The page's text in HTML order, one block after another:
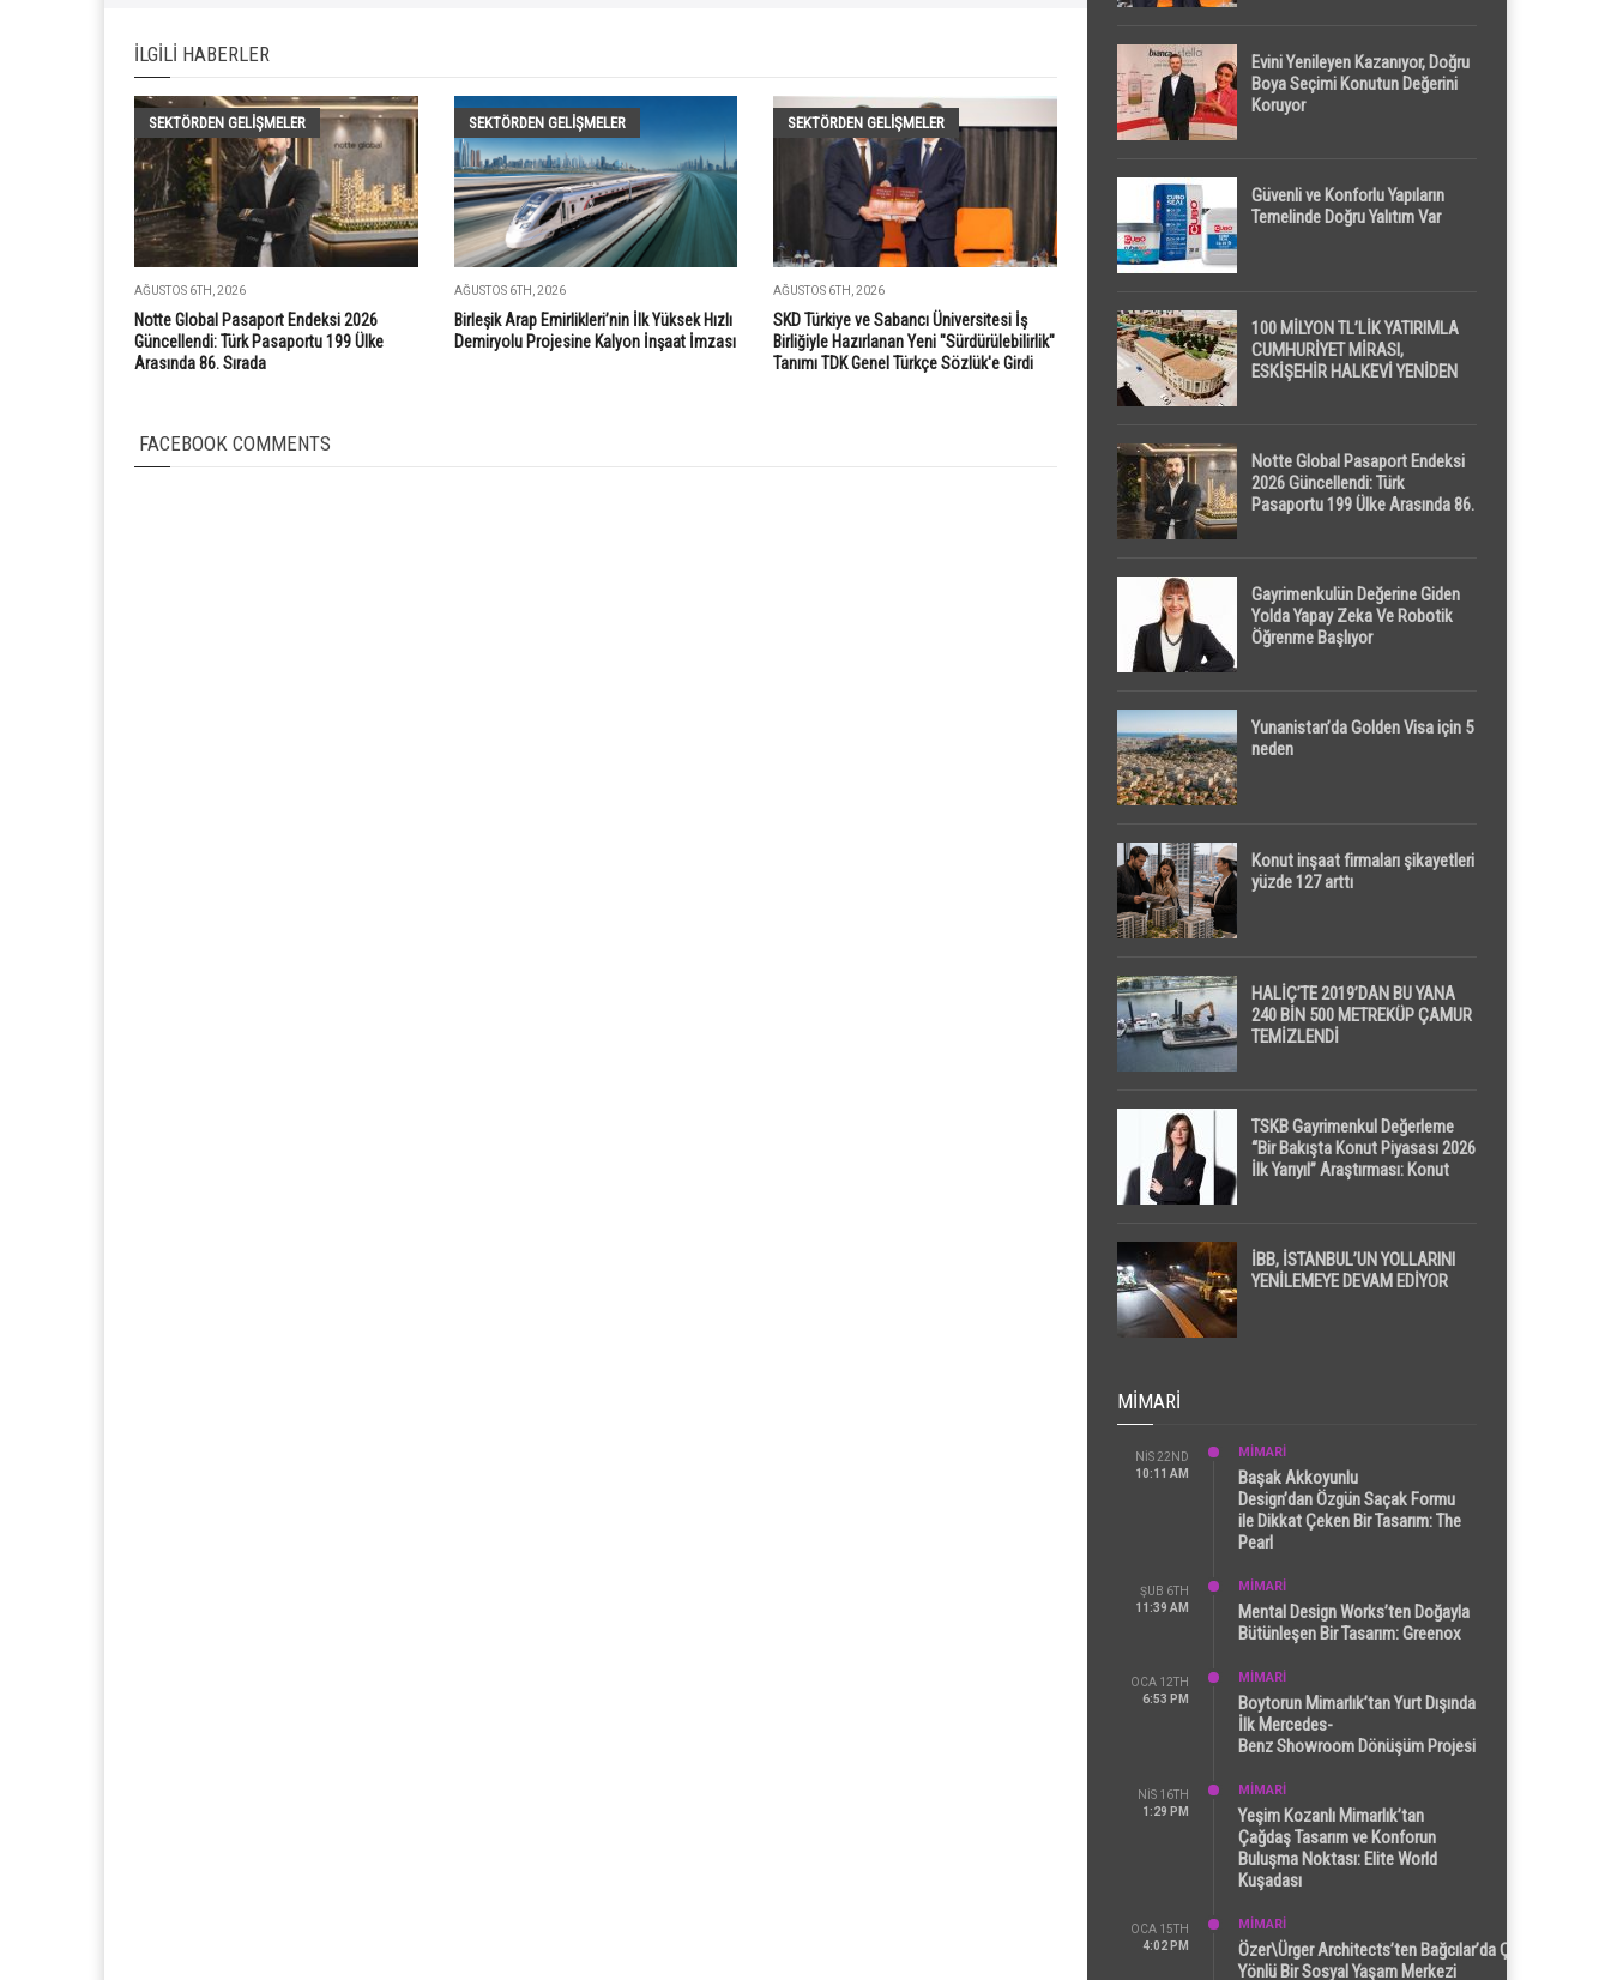
İLGILI HABERLER
SEKTÖRDEN GELIŞMELER
AĞUSTOS 6TH, 2026
Notte Global Pasaport Endeksi 2026
Güncellendi: Türk Pasaportu 199 Ülke
Arasında 86. Sırada
SEKTÖRDEN GELIŞMELER
AĞUSTOS 6TH, 2026
Birleşik Arap Emirlikleri’nin İlk Yüksek Hızlı
Demiryolu Projesine Kalyon İnşaat İmzası
SEKTÖRDEN GELIŞMELER
AĞUSTOS 6TH, 2026
SKD Türkiye ve Sabancı Üniversitesi İş
Birliğiyle Hazırlanan Yeni "Sürdürülebilirlik"
Tanımı TDK Genel Türkçe Sözlük'e Girdi
FACEBOOK COMMENTS
Evini Yenileyen Kazanıyor, Doğru
Boya Seçimi Konutun Değerini
Koruyor
Güvenli ve Konforlu Yapıların
Temelinde Doğru Yalıtım Var
100 MİLYON TL’LİK YATIRIMLA
CUMHURİYET MİRASI,
ESKİŞEHİR HALKEVİ YENİDEN
Notte Global Pasaport Endeksi
2026 Güncellendi: Türk
Pasaportu 199 Ülke Arasında 86.
Gayrimenkulün Değerine Giden
Yolda Yapay Zeka Ve Robotik
Öğrenme Başlıyor
Yunanistan’da Golden Visa için 5
neden
Konut inşaat firmaları şikayetleri
yüzde 127 arttı
HALİÇ’TE 2019’DAN BU YANA
240 BİN 500 METREKÜP ÇAMUR
TEMİZLENDİ
TSKB Gayrimenkul Değerleme
“Bir Bakışta Konut Piyasası 2026
İlk Yarıyıl” Araştırması: Konut
Dikkat Çekti
İBB, İSTANBUL’UN YOLLARINI
YENİLEMEYE DEVAM EDİYOR
MIMARI
NIS 22ND
10:11 AM
MİMARİ
Başak Akkoyunlu
Design’dan Özgün Saçak Formu
ile Dikkat Çeken Bir Tasarım: The
Pearl
ŞUB 6TH
11:39 AM
MİMARİ
Mental Design Works’ten Doğayla
Bütünleşen Bir Tasarım: Greenox
OCA 12TH
6:53 PM
MİMARİ
Boytorun Mimarlık’tan Yurt Dışında
İlk Mercedes-
Benz Showroom Dönüşüm Projesi
NIS 16TH
1:29 PM
MİMARİ
Yeşim Kozanlı Mimarlık’tan
Çağdaş Tasarım ve Konforun
Buluşma Noktası: Elite World
Kuşadası
OCA 15TH
4:02 PM
MİMARİ
Özer\Ürger Architects’ten Bağcılar’da Çok
Yönlü Bir Sosyal Yaşam Merkezi